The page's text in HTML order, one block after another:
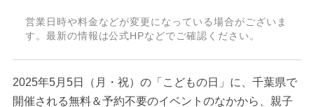
営業日時や料金などが変更になっている場合がございま
す。最新の情報は公式HPなどでご確認ください。
2025年5月5日（月・祝）の「こどもの日」に、千葉県で
開催される無料＆予約不要のイベントのなかから、親子